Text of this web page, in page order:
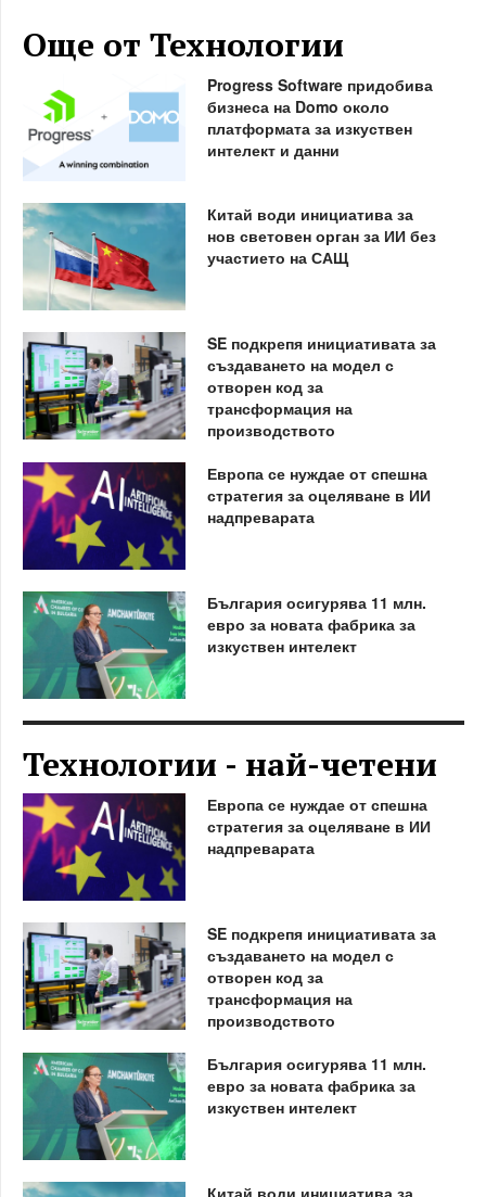
Още от Технологии
Progress Software придобива
бизнеса на Domo около
платформата за изкуствен
интелект и данни
Китай води инициатива за
нов световен орган за ИИ без
участието на САЩ
SE подкрепя инициативата за
създаването на модел с
отворен код за
трансформация на
производството
Европа се нуждае от спешна
стратегия за оцеляване в ИИ
надпреварата
България осигурява 11 млн.
евро за новата фабрика за
изкуствен интелект
Технологии - най-четени
Европа се нуждае от спешна
стратегия за оцеляване в ИИ
надпреварата
SE подкрепя инициативата за
създаването на модел с
отворен код за
трансформация на
производството
България осигурява 11 млн.
евро за новата фабрика за
изкуствен интелект
Китай води инициатива за